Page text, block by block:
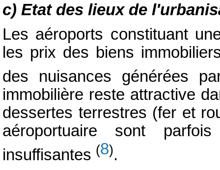
c) Etat des lieux de
Les aéroports constituant
les prix des biens
des nuisances générées
immobilière reste attractive
dessertes terrestres (fer et
aéroportuaire sont
insuffisantes (8).